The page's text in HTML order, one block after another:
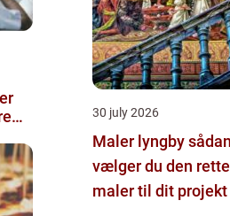
30 july 2026
Maler lyngby sådan
vælger du den rette
maler til dit projekt